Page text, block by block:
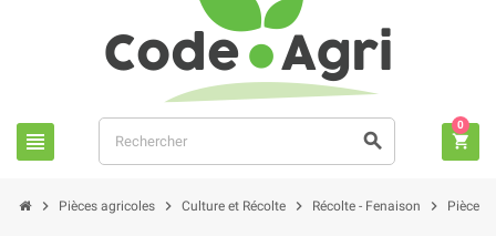
view_headline search shopping_cart
0
chevron_right Pièces agricoles chevron_right Culture et Récolte chevron_right Récolte - Fenaison chevron_right Pièces